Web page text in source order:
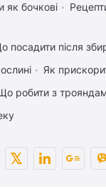
як бочкові
посадити після
Як
робити з